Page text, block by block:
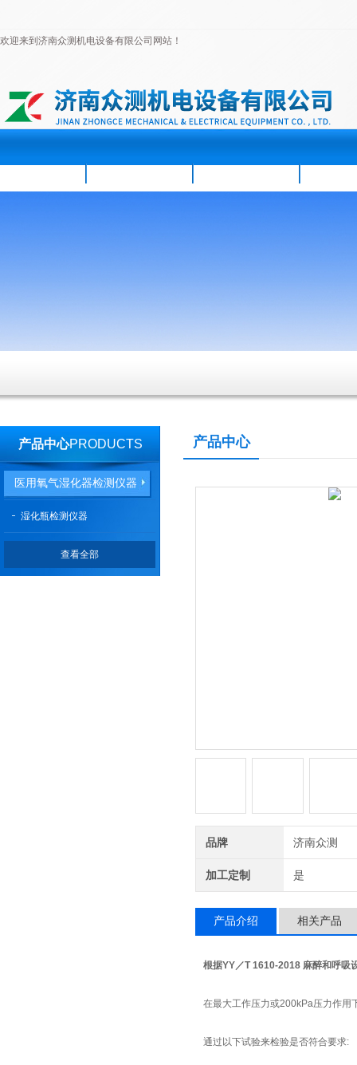
欢迎来到济南众测机电设备有限公司网站！
产品中心PRODUCTS
医用氧气湿化器检测仪器
湿化瓶检测仪器
查看全部
产品中心
品牌 济南众测
加工定制 是
产品介绍 相关产品
根据YY／T 1610-2018 麻醉和呼吸
在最大工作压力或200kPa压力作用
通过以下试验来检验是否符合要求: